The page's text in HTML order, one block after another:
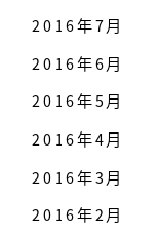
2016年7月
2016年6月
2016年5月
2016年4月
2016年3月
2016年2月